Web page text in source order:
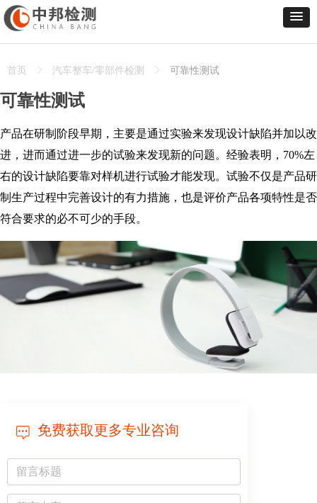
首页 ꁕ 汽车整车/零部件检测 ꁕ 可靠性测试
可靠性测试
产品在研制阶段早期，主要是通过实验来发现设计缺陷并加以改
进，进而通过进一步的试验来发现新的问题。经验表明，70%左
右的设计缺陷要靠对样机进行试验才能发现。试验不仅是产品研
制生产过程中完善设计的有力措施，也是评价产品各项特性是否
符合要求的必不可少的手段。
免费获取更多专业咨询